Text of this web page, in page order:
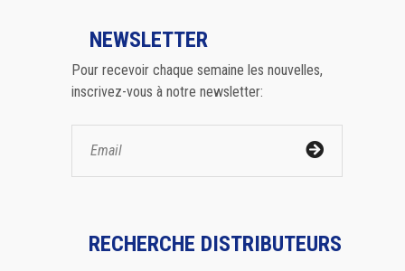
NEWSLETTER
Pour recevoir chaque semaine les nouvelles,
inscrivez-vous à notre newsletter:
RECHERCHE DISTRIBUTEURS